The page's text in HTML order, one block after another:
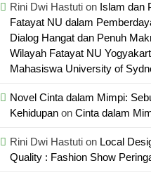
Rini Dwi Hastuti on Islam dan
Fatayat NU dalam
Dialog Hangat dan Penuh
Wilayah Fatayat NU
Mahasiswa University of
Novel Cinta dalam Mimpi:
Kehidupan onCinta dalam
Rini Dwi Hastuti on Local
Quality : Fashion Show